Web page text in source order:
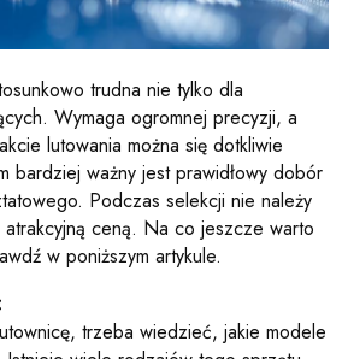
trudna nie tylko dla
Wymaga ogromnej precyzji, a
lutowania można się dotkliwie
bardziej ważny jest prawidłowy dobór
Podczas selekcji nie należy
ceną. Na co jeszcze warto
w poniższym artykule.
trzeba wiedzieć, jakie modele